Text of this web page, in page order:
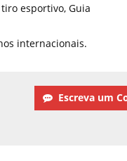
esportivo, Guia
internacionais.
Escreva um